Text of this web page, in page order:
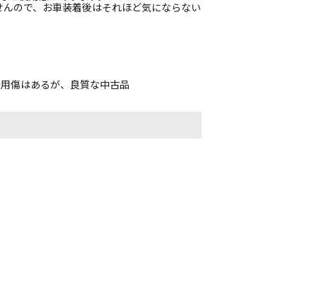
ので、お車装着後はそれほど気にならない
傷はあるが、良質な中古品